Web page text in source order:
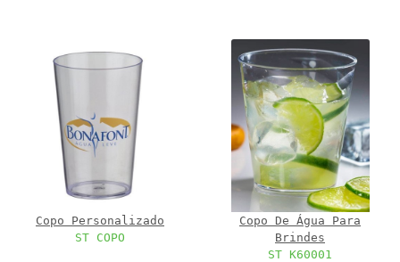
Copo Personalizado
ST COPO
Copo De Água Para
Brindes
ST K60001